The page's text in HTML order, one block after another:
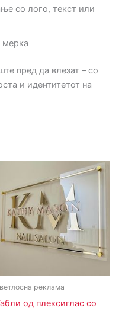
со лого, текст или
мерка
пред да влезат – со
и идентитетот на
реклама
од плексиглас со